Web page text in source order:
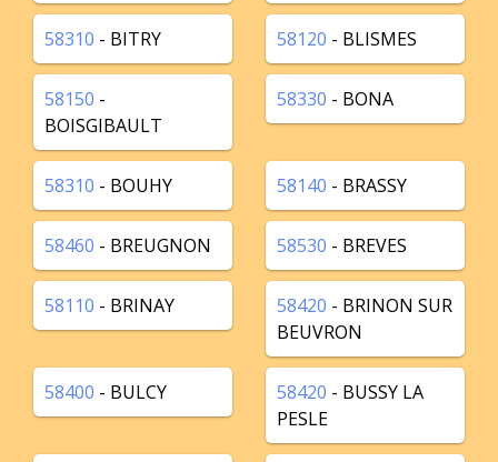
58310 - BITRY 58120 - BLISMES
58150 -
BOISGIBAULT
58330 - BONA
58310 - BOUHY 58140 - BRASSY
58460 - BREUGNON 58530 - BREVES
58110 - BRINAY 58420 - BRINON SUR
BEUVRON
58400 - BULCY 58420 - BUSSY LA
PESLE